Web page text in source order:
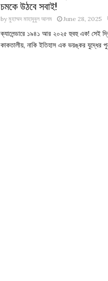
চমকে উঠবে সবাই!
byমুহাম্মদ মাহাবুবুল আলম June 28, 2025
ক্যালেন্ডারে ১৯৪১ আর ২০২৫ হুবহু এক! সেই
কাকতালীয়, নাকি ইতিহাস এক ভয়ঙ্কর যুদ্ধের